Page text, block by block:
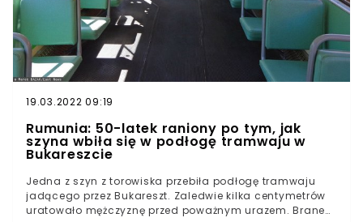
19.03.2022 09:19
Rumunia: 50-latek raniony po tym, jak
szyna wbiła się w podłogę tramwaju w
Bukareszcie
Jedna z szyn z torowiska przebiła podłogę tramwaju
jadącego przez Bukareszt. Zaledwie kilka centymetrów
uratowało mężczyznę przed poważnym urazem. Brane